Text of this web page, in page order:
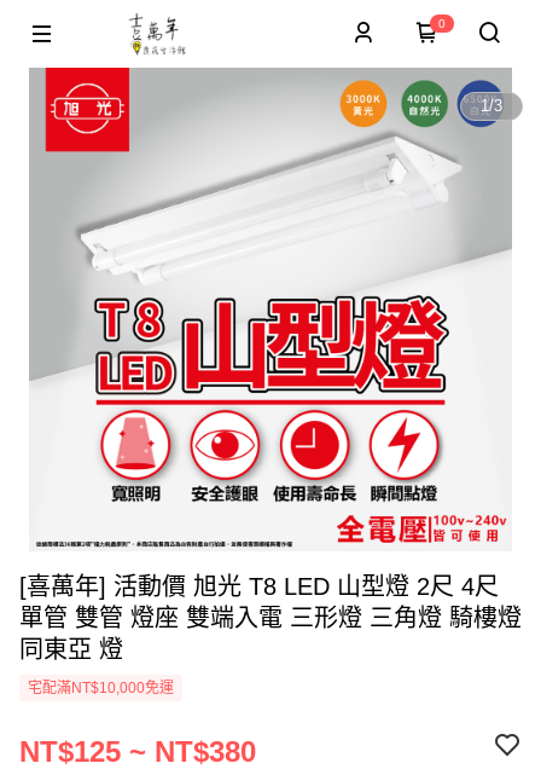
0
1/3
[喜萬年] 活動價 旭光 T8 LED 山型燈 2尺 4尺
單管 雙管 燈座 雙端入電 三形燈 三角燈 騎樓燈
同東亞 燈
宅配滿NT$10,000免運
NT$125 ~ NT$380